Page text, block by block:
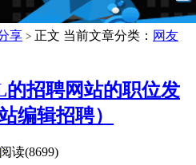
享 > 正文 当前文章分类： 网友
招聘网站的职位发
编辑招聘）
阅读(8699)